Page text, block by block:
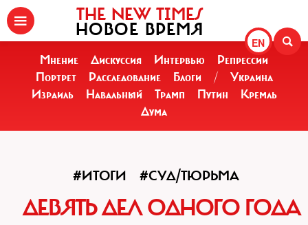
EN
THE NEW TIMES
НОВОЕ ВРЕМЯ
Мнение Дискуссия Интервью
Репрессии
Портрет
Расследование Блоги /
Украина
Израиль
Навальный Трамп Путин
Кремль
Дума
#ИТОГИ #СУД/ТЮРЬМА
ДЕВЯТЬ ДЕЛ ОДНОГО ГОДА